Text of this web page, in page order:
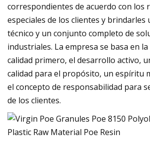
correspondientes de acuerdo con los
especiales de los clientes y
técnico y un conjunto completo de
industriales. La empresa se basa en
calidad primero, el desarrollo activo,
calidad para el propósito, un espíritu
el concepto de responsabilidad para
de los clientes.